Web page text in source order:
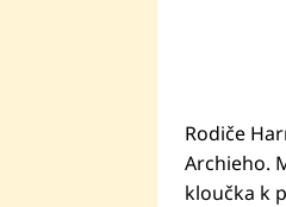
Rodiče
Archieho.
kloučka k